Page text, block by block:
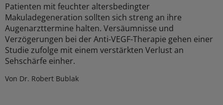
Patienten mit feuchter altersbedingter
Makuladegeneration sollten sich streng an ihre
Augenarzttermine halten. Versäumnisse und
Verzögerungen bei der Anti-VEGF-Therapie gehen einer
Studie zufolge mit einem verstärkten Verlust an
Sehschärfe einher.
Von Dr. Robert Bublak